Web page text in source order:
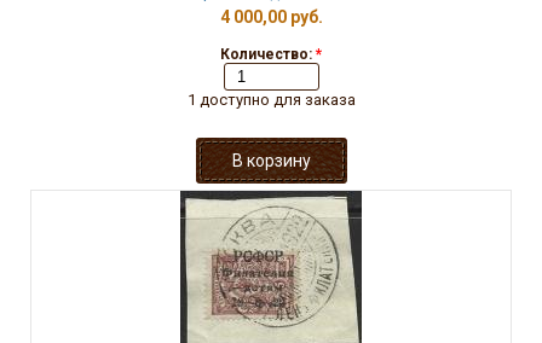
4 000,00 руб.
Количество: *
1 доступно для заказа